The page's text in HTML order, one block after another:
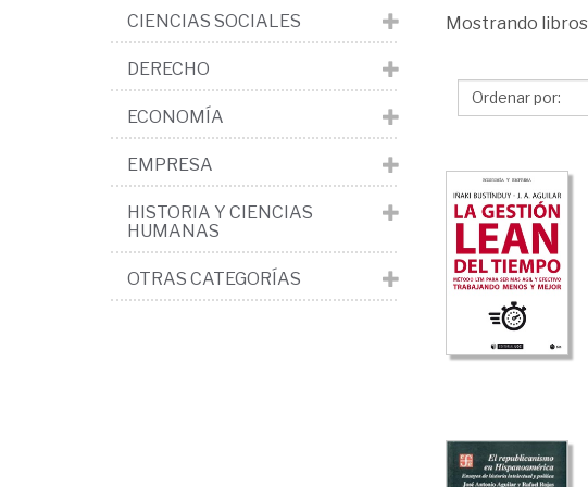
Aguilar,
Antonio
Mostrando
CIENCIAS SOCIALES
DERECHO
ECONOMÍA
EMPRESA
HISTORIA Y CIENCIAS
HUMANAS
OTRAS CATEGORÍAS